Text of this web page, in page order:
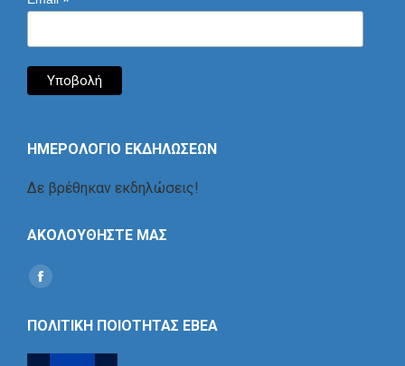
ΗΜΕΡΟΛΟΓΙΟ ΕΚΔΗΛΩΣΕΩΝ
Δε βρέθηκαν εκδηλώσεις!
ΑΚΟΛΟΥΘΗΣΤΕ ΜΑΣ
Find us on:
Social
ΠΟΛΙΤΙΚΗ ΠΟΙΟΤΗΤΑΣ ΕΒΕΑ